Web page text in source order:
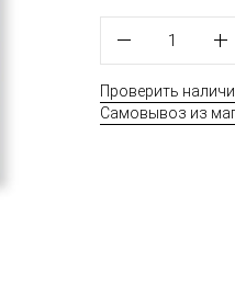
1
Проверить
Самовывоз из